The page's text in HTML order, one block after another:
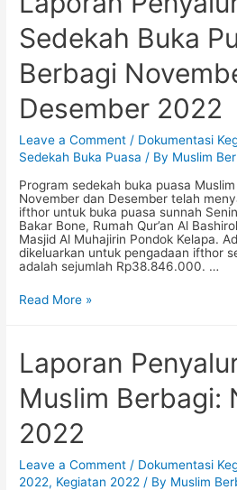
Barat
Sedekah Buka
Berbagi
Desember 2022
Leave a Comment / Dokumentasi
Sedekah Buka Puasa / By Muslim
Program sedekah buka puasa
November dan Desember telah
ifthor untuk buka puasa sunnah
Bakar Bone, Rumah Qur’an Al
Masjid Al Muhajirin Pondok Kelapa.
dikeluarkan untuk pengadaan ifthor
adalah sejumlah Rp38.846.000. …
Laporan
Puasa
Muslim
Berbagi
November
&
Desember
2022
Read More »
Laporan
Muslim Berbagi:
2022
Leave a Comment / Dokumentasi
2022, Kegiatan 2022 / By Muslim